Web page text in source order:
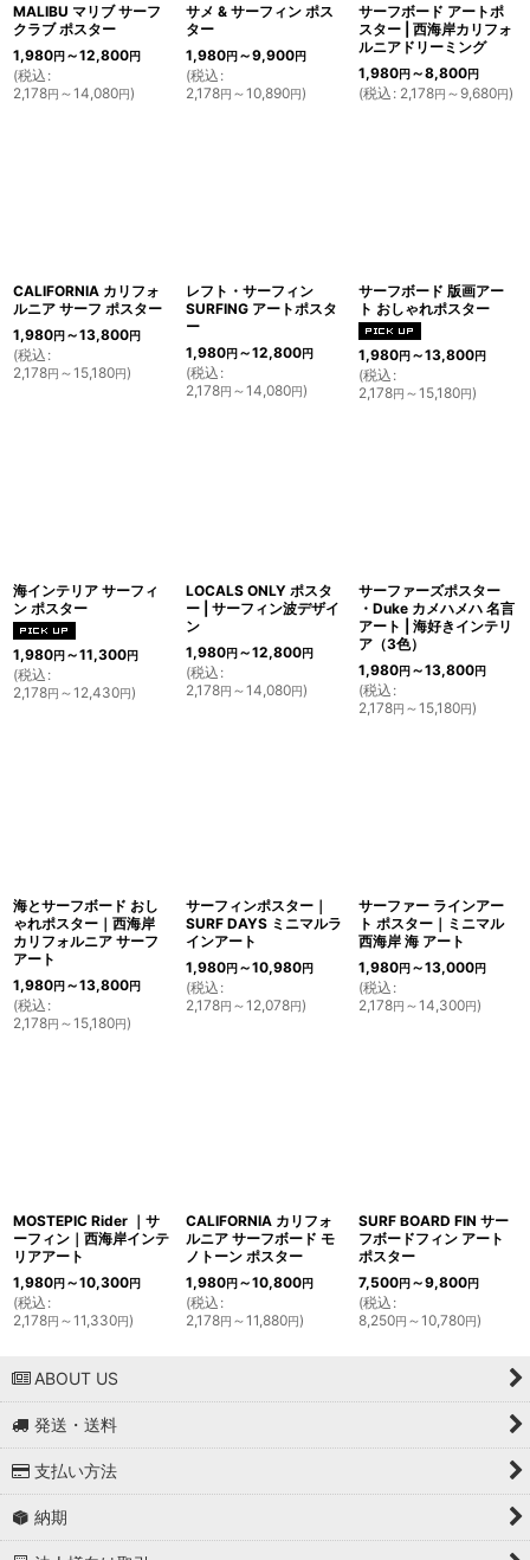
MALIBU マリブ サーフ
クラブ ポスター
1,980円～12,800円
(税込 :
2,178円 ～14,080円)
サメ & サーフィン ポス
ター
1,980円～9,900円
(税込 :
2,178円 ～10,890円)
サーフボード アートポ
スター | 西海岸カリフォ
ルニアドリーミング
1,980円～8,800円
(税込 : 2,178円 ～9,680円)
CALIFORNIA カリフォ
ルニア サーフ ポスター
1,980円～13,800円
(税込 :
2,178円 ～15,180円)
レフト・サーフィン
SURFING アートポスタ
ー
1,980円～12,800円
(税込 :
2,178円 ～14,080円)
サーフボード 版画アー
ト おしゃれポスター
1,980円～13,800円
(税込 :
2,178円 ～15,180円)
海インテリア サーフィ
ン ポスター
1,980円 ～11,300円
(税込 :
2,178円 ～12,430円)
LOCALS ONLY ポスタ
ー | サーフィン波デザイ
ン
1,980円～12,800円
(税込 :
2,178円 ～14,080円)
サーファーズポスター
・Duke カメハメハ 名言
アート | 海好きインテリ
ア（3色）
1,980円～13,800円
(税込 :
2,178円 ～15,180円)
海とサーフボード おし
ゃれポスター｜西海岸
カリフォルニア サーフ
アート
1,980円～13,800円
(税込 :
2,178円 ～15,180円)
サーフィンポスター｜
SURF DAYS ミニマルラ
インアート
1,980円～10,980円
(税込 :
2,178円 ～12,078円)
サーファー ラインアー
ト ポスター｜ミニマル
西海岸 海 アート
1,980円～13,000円
(税込 :
2,178円 ～14,300円)
MOSTEPIC Rider ｜サ
ーフィン｜西海岸インテ
リアアート
1,980円～10,300円
(税込 :
2,178円 ～11,330円)
CALIFORNIA カリフォ
ルニア サーフボード モ
ノトーン ポスター
1,980円～10,800円
(税込 :
2,178円 ～11,880円)
SURF BOARD FIN サー
フボードフィン アート
ポスター
7,500円～9,800円
(税込 :
8,250円 ～10,780円)
ABOUT US
発送・送料
支払い方法
納期